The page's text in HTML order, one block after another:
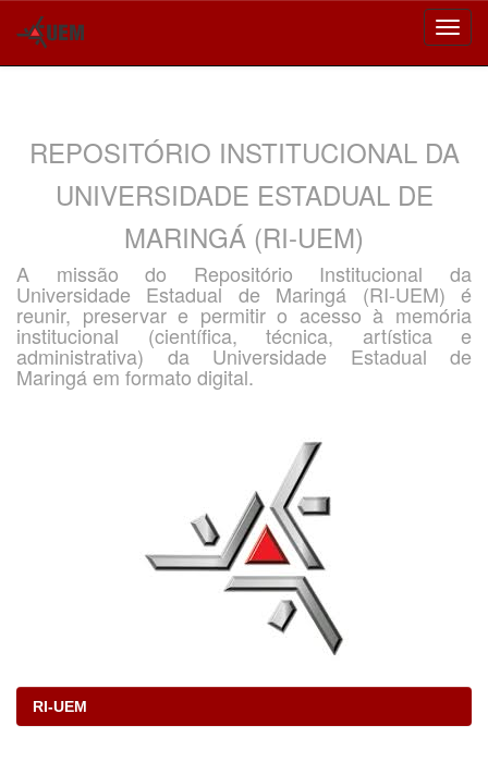
REPOSITÓRIO INSTITUCIONAL DA
UNIVERSIDADE ESTADUAL DE
MARINGÁ (RI-UEM)
A missão do Repositório Institucional da
Universidade Estadual de Maringá (RI-UEM) é
reunir, preservar e permitir o acesso à memória
institucional (científica, técnica, artística e
administrativa) da Universidade Estadual de
Maringá em formato digital.
RI-UEM